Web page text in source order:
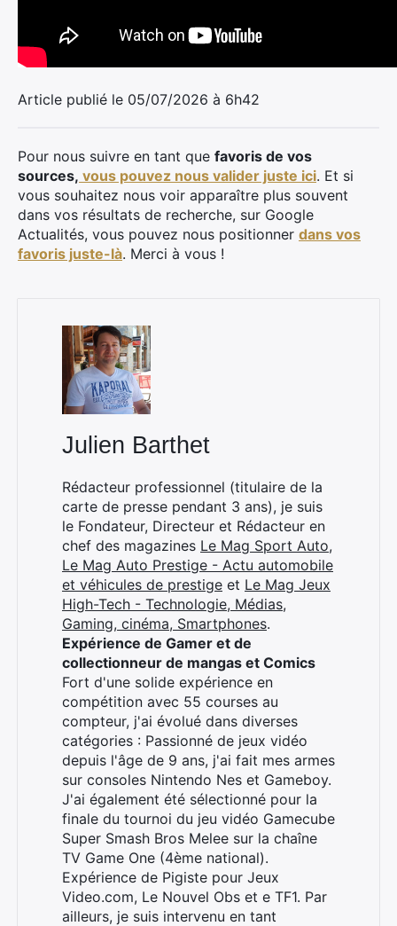
Article publié le 05/07/2026 à 6h42
Pour nous suivre en tant que favoris de vos
sources, vous pouvez nous valider juste ici. Et si
vous souhaitez nous voir apparaître plus souvent
dans vos résultats de recherche, sur Google
Actualités, vous pouvez nous positionner dans vos
favoris juste-là. Merci à vous !
Julien Barthet
Rédacteur professionnel (titulaire de la
carte de presse pendant 3 ans), je suis
le Fondateur, Directeur et Rédacteur en
chef des magazines Le Mag Sport Auto,
Le Mag Auto Prestige - Actu automobile
et véhicules de prestige et Le Mag Jeux
High-Tech - Technologie, Médias,
Gaming, cinéma, Smartphones.
Expérience de Gamer et de
collectionneur de mangas et Comics
Fort d'une solide expérience en
compétition avec 55 courses au
compteur, j'ai évolué dans diverses
catégories : Passionné de jeux vidéo
depuis l'âge de 9 ans, j'ai fait mes armes
sur consoles Nintendo Nes et Gameboy.
J'ai également été sélectionné pour la
finale du tournoi du jeu vidéo Gamecube
Super Smash Bros Melee sur la chaîne
TV Game One (4ème national).
Expérience de Pigiste pour Jeux
Video.com, Le Nouvel Obs et e TF1. Par
ailleurs, je suis intervenu en tant
Rechercher
: